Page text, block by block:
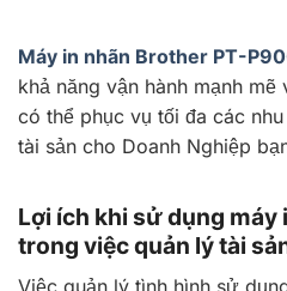
Máy in nhãn Brother PT-
khả năng vận hành mạnh
có thể phục vụ tối đa các
tài sản cho Doanh Nghiệp
Lợi ích khi sử dụng
trong việc quản lý tài
Việc quản lý tình hình sử